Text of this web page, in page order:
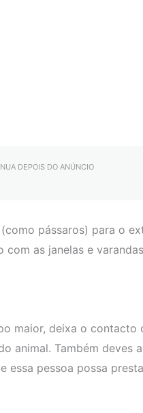
DEPOIS DO ANÚNCIO
pássaros) para o
as janelas e
maior, deixa o
animal. Também deves
essa pessoa possa